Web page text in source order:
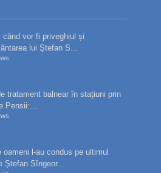
când vor fi priveghiul și
lui Ștefan S...
tratament balnear în stațiuni prin
Pensii:...
oameni l-au condus pe ultimul
Ștefan Sîngeor...